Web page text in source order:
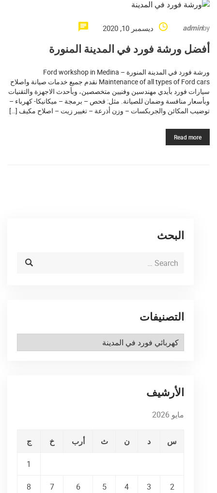
by
admin ديسمبر 10, 2020
أفضل ورشة فورد في المدينة المنورة
ورشة فورد في المدينة المنورة Ford workshop in Medina –
Maintenance of all types of Ford cars نقدم جميع خدمات صيانة واصلاح
سيارات فورد بأيدي مهندسين وفنيين متخصصين، وبأحدث الاجهزة والتقنيات
وبأسعار منافسة وضمان للصيانة. مثل: فحص – برمجة – ميكانيكا- كهرباء –
توضيب المكائن والجربكسات – وزن أذرعة – تغيير زيت – اصلاح مكيف […]
Read more
البحث
التصنيفات
التصنيفات
الأرشيف
مايو 2026
س د ن ث أرب خ ج
1
2
3
4
5
6
7
8